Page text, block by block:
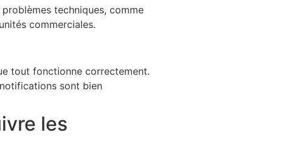
techniques, comme
commerciales.
tout fonctionne correctement.
sont bien
les